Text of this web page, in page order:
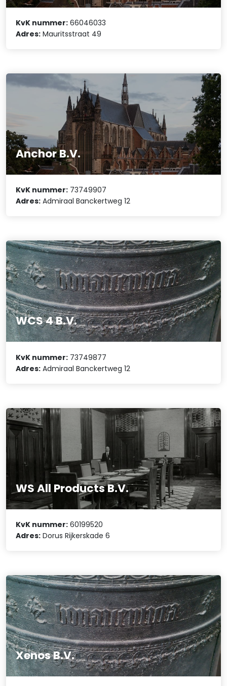
KvK nummer: 66046033
Adres: Mauritsstraat 49
Anchor B.V.
KvK nummer: 73749907
Adres: Admiraal Banckertweg 12
WCS 4 B.V.
KvK nummer: 73749877
Adres: Admiraal Banckertweg 12
WS All Products B.V.
KvK nummer: 60199520
Adres: Dorus Rijkerskade 6
Xenos B.V.